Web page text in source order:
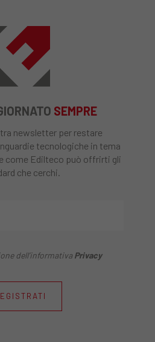
SEMPRE
newsletter per restare
tecnologiche in tema
come Edilteco può offrirti gli
che cerchi.
dell’informativa Privacy